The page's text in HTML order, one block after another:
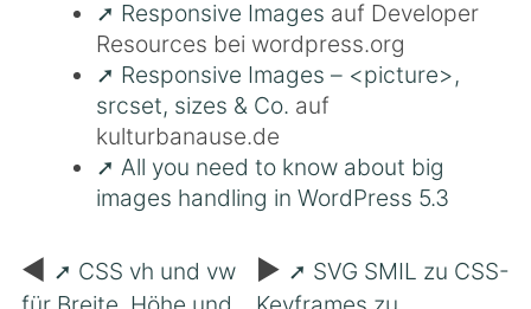
Responsive Images auf Developer
Resources bei wordpress.org
Responsive Images – <picture>,
srcset, sizes & Co. auf
kulturbanause.de
All you need to know about big
images handling in WordPress 5.3
Beitragsnavigation
CSS vh und vw
SVG SMIL zu CSS-